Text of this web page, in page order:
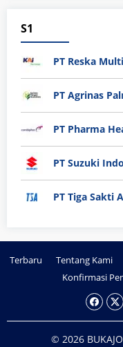
S1
PT Reska
PT Agrinas
PT Pharma
PT Suzuki
PT Tiga Sakti
Terbaru Tentang Kami
Konfirmasi
© 2026